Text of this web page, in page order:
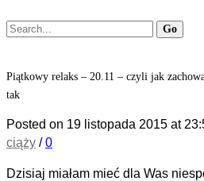
Piątkowy relaks – 20.11 – czyli jak
tak
Posted on 19 listopada 2015 at
ciąży /0
Dzisiaj miałam mieć dla Was